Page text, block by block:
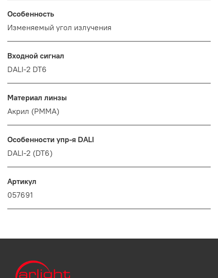
Особенность
Изменяемый угол излучения
Входной сигнал
DALI-2 DT6
Материал линзы
Акрил (PMMA)
Особенности упр-я DALI
DALI-2 (DT6)
Артикул
057691